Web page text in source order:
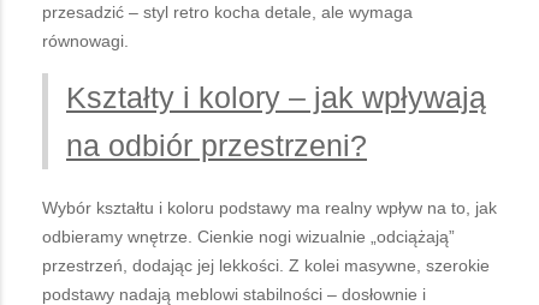
przesadzić – styl retro kocha detale, ale wymaga
równowagi.
Kształty i kolory – jak wpływają
na odbiór przestrzeni?
Wybór kształtu i koloru podstawy ma realny wpływ na to, jak
odbieramy wnętrze. Cienkie nogi wizualnie „odciążają”
przestrzeń, dodając jej lekkości. Z kolei masywne, szerokie
podstawy nadają meblowi stabilności – dosłownie i